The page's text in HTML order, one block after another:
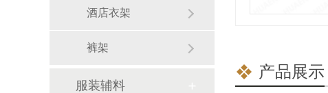
酒店衣架
裤架
服装辅料
产品展示